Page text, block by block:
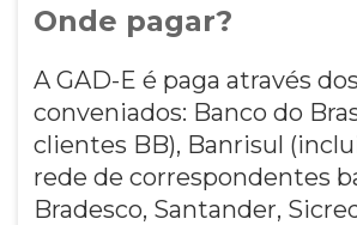
Onde pagar?
A GAD-E é paga através
conveniados: Banco do
clientes BB), Banrisul
rede de correspondentes
Bradesco, Santander,